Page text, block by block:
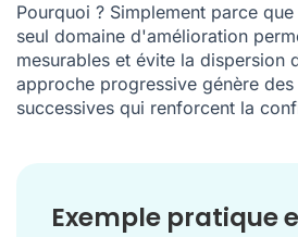
Pourquoi ? Simplement parce
seul domaine d'amélioration
mesurables et évite la dispersion
approche progressive génère
successives qui renforcent la
Exemple pratique